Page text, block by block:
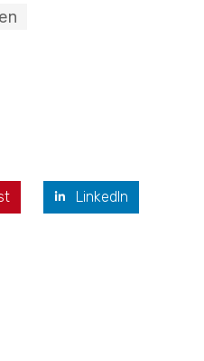
LinkedIn